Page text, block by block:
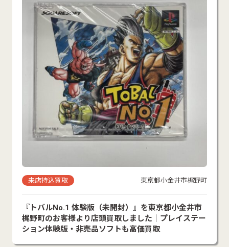
来店持込買取 東京都小金井市梶野町
『トバルNo.1 体験版（未開封）』を東京都小金井市
梶野町のお客様より店頭買取しました｜プレイステー
ション体験版・非売品ソフトも高価買取